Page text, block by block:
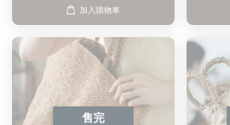
加入購物車
售完